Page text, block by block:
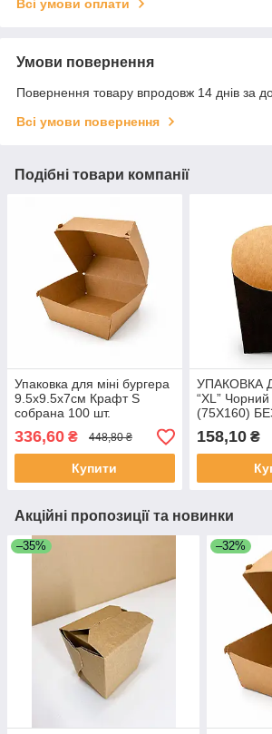
Всі умови оплати
Умови повернення
Повернення товару впродовж 14 днів за
Всі умови повернення
Подібні товари компанії
Упаковка для міні бургера
9.5х9.5х7см Крафт S
собрана 100 шт.
336,60 ₴ 448,80 ₴
Купити
УПАКОВКА
“XL”
(75Х160)
50 ШТ
158,10₴
Акційні пропозиції та новинки
–35% –32%